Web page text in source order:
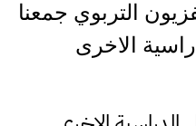
التربوي جمعنا
الاخرى